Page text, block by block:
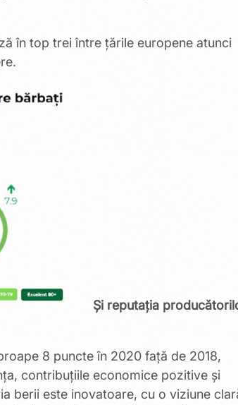
în top trei între țările europene atunci
Și reputația
8 puncte în 2020 față de 2018,
contribuțiile economice pozitive și
berii este inovatoare, cu o viziune